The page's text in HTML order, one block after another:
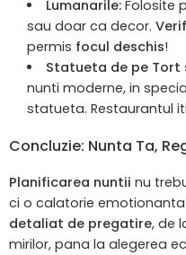
Lumanarile:Folosite
sau doar ca decor.
permis focul deschis!
Statueta de pe Tort
nunti moderne, in
statueta. Restaurantul
Concluzie: Nunta Ta,
Planificarea nuntii nu
ci o calatorie
detaliat de pregatire, de
mirilor, pana la alegerea